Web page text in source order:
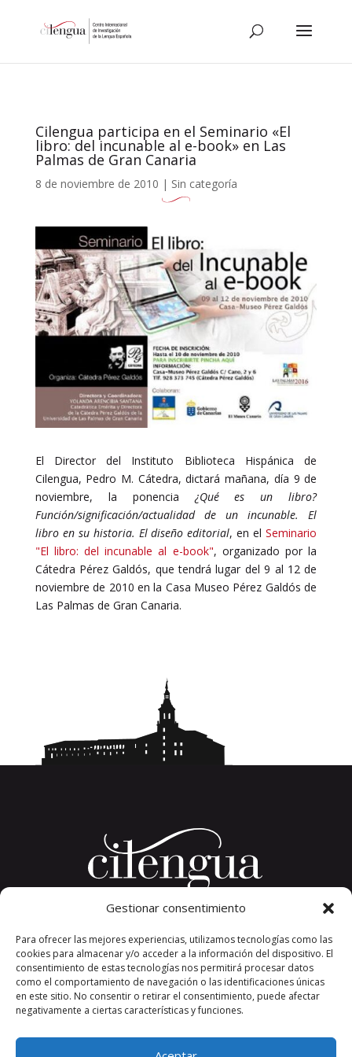
Gestionar consentimiento
Para ofrecer las mejores experiencias, utilizamos tecnologías como las
cookies para almacenar y/o acceder a la información del dispositivo. El
consentimiento de estas tecnologías nos permitirá procesar datos
como el comportamiento de navegación o las identificaciones únicas
en este sitio. No consentir o retirar el consentimiento, puede afectar
negativamente a ciertas características y funciones.
Cilengua participa en el Seminario «El
libro: del incunable al e-book» en Las
Palmas de Gran Canaria
8 de noviembre de 2010 | Sin categoría
El Director del Instituto Biblioteca Hispánica de
Cilengua, Pedro M. Cátedra, dictará mañana, día 9 de
noviembre, la ponencia ¿Qué es un libro?
Función/significación/actualidad de un incunable. El
libro en su historia. El diseño editorial, en elSeminario
"El libro: del incunable al e-book", organizado por la
Cátedra Pérez Galdós, que tendrá lugar del 9 al 12 de
noviembre de 2010 en la Casa Museo Pérez Galdós de
Las Palmas de Gran Canaria.
26326 San Millán de la Cogolla
La Rioja. España.
Teléfono: +34 941 373 389
cilengua@cilengua.es